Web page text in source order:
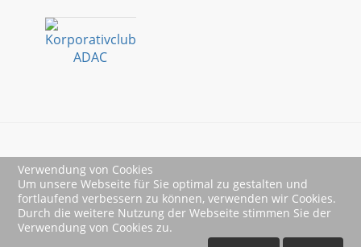
Impressum
Datenschutz
Verwendung von Cookies
Um unsere Webseite für Sie optimal zu gestalten und
fortlaufend verbessern zu können, verwenden wir Cookies.
Durch die weitere Nutzung der Webseite stimmen Sie der
Verwendung von Cookies zu.